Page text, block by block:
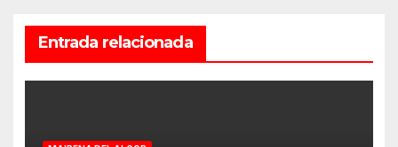
Entrada relacionada